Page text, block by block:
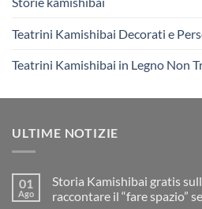
Teatrini Kamishibai Decorati e
Teatrini Kamishibai in Legno Non
ULTIME NOTIZIE
01
Ago
Storia Kamishibai gratis
raccontare il “fare spazio”